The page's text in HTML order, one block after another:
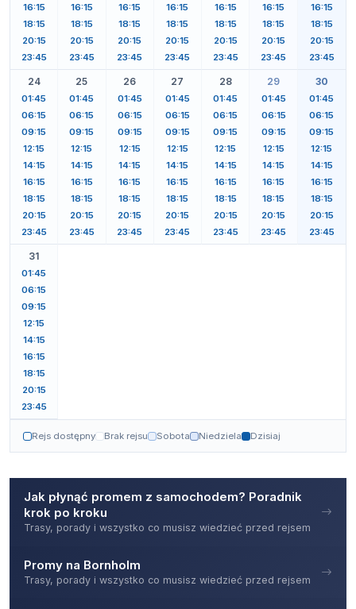
16:15
18:15
20:15
23:45
16:15
18:15
20:15
23:45
16:15
18:15
20:15
23:45
16:15
18:15
20:15
23:45
16:15
18:15
20:15
23:45
16:15
18:15
20:15
23:45
16:15
18:15
20:15
23:45
24
01:45
06:15
09:15
12:15
14:15
16:15
18:15
20:15
23:45
25
01:45
06:15
09:15
12:15
14:15
16:15
18:15
20:15
23:45
26
01:45
06:15
09:15
12:15
14:15
16:15
18:15
20:15
23:45
27
01:45
06:15
09:15
12:15
14:15
16:15
18:15
20:15
23:45
28
01:45
06:15
09:15
12:15
14:15
16:15
18:15
20:15
23:45
29
01:45
06:15
09:15
12:15
14:15
16:15
18:15
20:15
23:45
30
01:45
06:15
09:15
12:15
14:15
16:15
18:15
20:15
23:45
31
01:45
06:15
09:15
12:15
14:15
16:15
18:15
20:15
23:45
Rejs dostępny Brak rejsu Sobota Niedziela Dzisiaj
Jak płynąć promem z samochodem? Poradnik
krok po kroku
Trasy, porady i wszystko co musisz wiedzieć przed rejsem
Promy na Bornholm
Trasy, porady i wszystko co musisz wiedzieć przed rejsem